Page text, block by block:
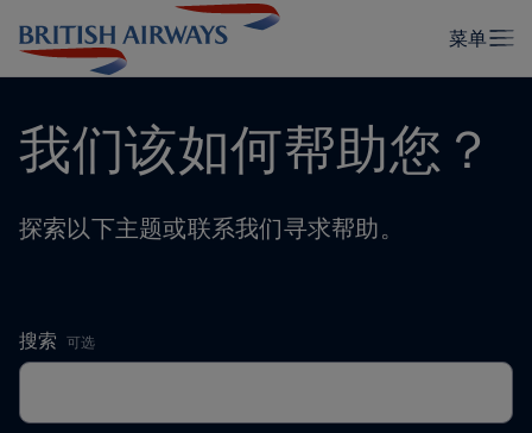
我们该如何帮助您？
探索以下主题或联系我们寻求帮助。
搜索 ,可选